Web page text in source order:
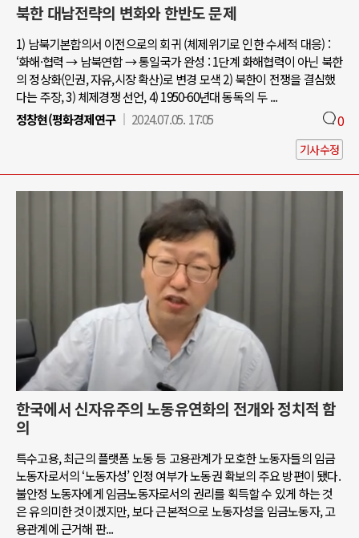
북한 대남전략의 변화와 한반도 문제
1) 남북기본합의서 이전으로의 회귀 (체제위기로 인한 수세적 대응) :
‘화해·협력 → 남북연합 → 통일국가 완성 : 1단계 화해협력이 아닌 북한
의 정상화(인권, 자유,시장 확산)로 변경 모색 2) 북한이 전쟁을 결심했
다는 주장, 3) 체제경쟁 선언, 4) 1950-60년대 동독의 두 ...
정창현(평화경제연구
2024.07.05. 17:05 0
기사수정
한국에서 신자유주의 노동유연화의 전개와 정치적 함
의
특수고용, 최근의 플랫폼 노동 등 고용관계가 모호한 노동자들의 임금
노동자로서의 ‘노동자성’ 인정 여부가 노동권 확보의 주요 방편이 됐다.
불안정 노동자에게 임금노동자로서의 권리를 획득할 수 있게 하는 것
은 유의미한 것이겠지만, 보다 근본적으로 노동자성을 임금노동자, 고
용관계에 근거해 판...